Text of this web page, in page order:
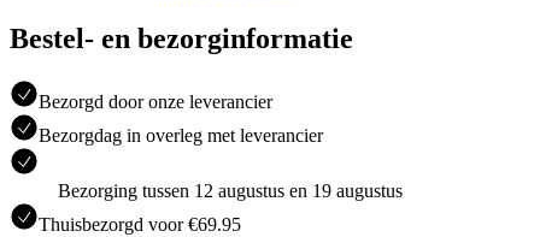
Bestel- en bezorginformatie
Bezorgd door onze leverancier
Bezorgdag in overleg met leverancier
Bezorging tussen 12 augustus en 19 augustus
Thuisbezorgd voor €69.95